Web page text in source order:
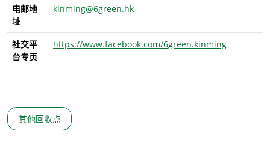
电邮地
址
kinming@6green.hk
社交平
台专页
https://www.facebook.com/6green.kinming
其他回收点